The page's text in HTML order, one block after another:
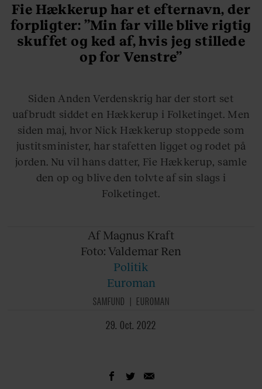
Fie Hækkerup har et efternavn, der
forpligter: ”Min far ville blive rigtig
skuffet og ked af, hvis jeg stillede
op for Venstre”
Siden Anden Verdenskrig har der stort set
uafbrudt siddet en Hækkerup i Folketinget. Men
siden maj, hvor Nick Hækkerup stoppede som
justitsminister, har stafetten ligget og rodet på
jorden. Nu vil hans datter, Fie Hækkerup, samle
den op og blive den tolvte af sin slags i
Folketinget.
Af Magnus Kraft
Foto: Valdemar Ren
Politik
Euroman
SAMFUND
EUROMAN
29. Oct. 2022